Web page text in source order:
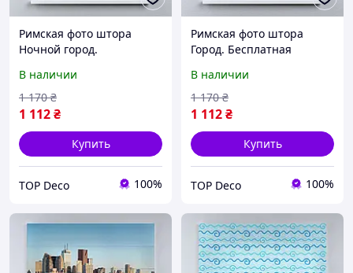
Римская фото штора
Ночной город.
В наличии
1 112₴
1 170 ₴
Купить
TOP Deco 100%
Римская фото штора
Город. Бесплатная
В наличии
1 112₴
1 170 ₴
Купить
TOP Deco 100%